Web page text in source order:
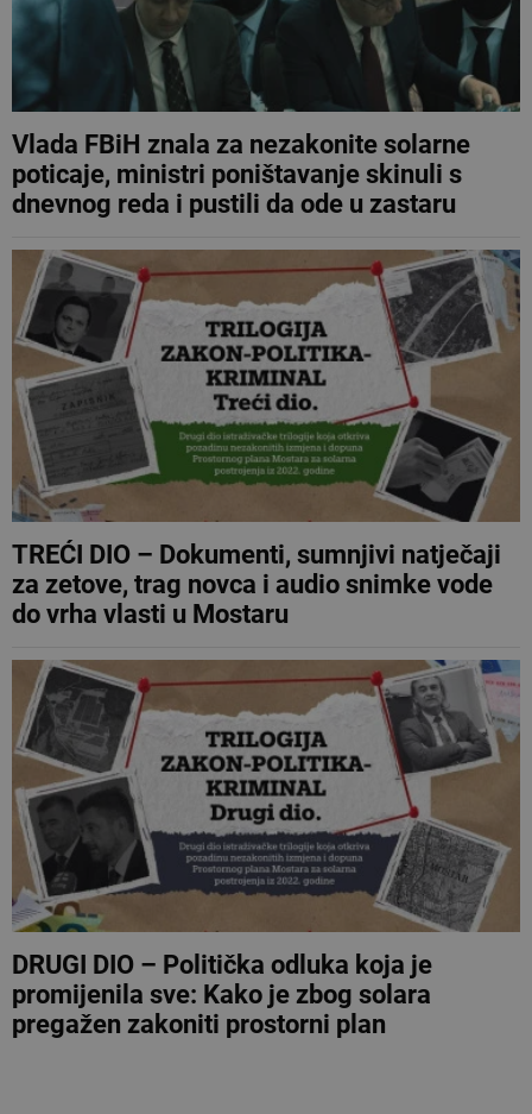
Vlada FBiH znala za nezakonite solarne
poticaje, ministri poništavanje skinuli s
dnevnog reda i pustili da ode u zastaru
TREĆI DIO – Dokumenti, sumnjivi natječaji
za zetove, trag novca i audio snimke vode
do vrha vlasti u Mostaru
DRUGI DIO – Politička odluka koja je
promijenila sve: Kako je zbog solara
pregažen zakoniti prostorni plan